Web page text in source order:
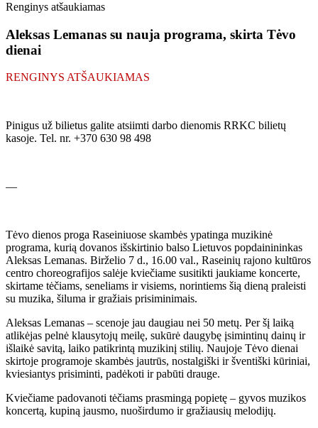
Renginys atšaukiamas
Aleksas Lemanas su nauja programa, skirta Tėvo
dienai
RENGINYS ATŠAUKIAMAS
Pinigus už bilietus galite atsiimti darbo dienomis RRKC bilietų
kasoje. Tel. nr. +370 630 98 498
—
Tėvo dienos proga Raseiniuose skambės ypatinga muzikinė
programa, kurią dovanos išskirtinio balso Lietuvos popdainininkas
Aleksas Lemanas. Birželio 7 d., 16.00 val., Raseinių rajono kultūros
centro choreografijos salėje kviečiame susitikti jaukiame koncerte,
skirtame tėčiams, seneliams ir visiems, norintiems šią dieną praleisti
su muzika, šiluma ir gražiais prisiminimais.
Aleksas Lemanas – scenoje jau daugiau nei 50 metų. Per šį laiką
atlikėjas pelnė klausytojų meilę, sukūrė daugybę įsimintinų dainų ir
išlaikė savitą, laiko patikrintą muzikinį stilių. Naujoje Tėvo dienai
skirtoje programoje skambės jautrūs, nostalgiški ir šventiški kūriniai,
kviesiantys prisiminti, padėkoti ir pabūti drauge.
Kviečiame padovanoti tėčiams prasmingą popietę – gyvos muzikos
koncertą, kupiną jausmo, nuoširdumo ir gražiausių melodijų.